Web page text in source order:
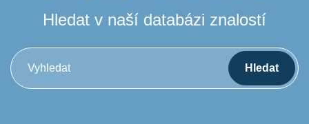
Hledat v naší databázi znalostí